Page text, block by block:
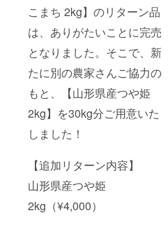
こまち 2kg】のリターン品
は、ありがたいことに完売
となりました。そこで、新
たに別の農家さんご協力の
もと、【山形県産つや姫
2kg】を30kg分ご用意いた
しました！
【追加リターン内容】
山形県産つや姫
2kg（¥4,000）